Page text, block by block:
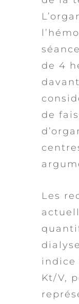
de 4
de
Les
indice
Kt/V,